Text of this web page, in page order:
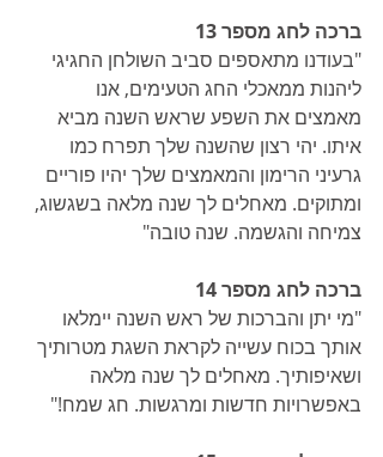
ברכה לחג מספר 13
"בעודנו מתאספים סביב השולחן החגיגי
ליהנות ממאכלי החג הטעימים, אנו
מאמצים את השפע שראש השנה מביא
איתו. יהי רצון שהשנה שלך תפרח כמו
גרעיני הרימון והמאמצים שלך יהיו פוריים
ומתוקים. מאחלים לך שנה מלאה בשגשוג,
צמיחה והגשמה. שנה טובה"
ברכה לחג מספר 14
"מי יתן והברכות של ראש השנה יימלאו
אותך בכוח עשייה לקראת השגת מטרותיך
ושאיפותיך. מאחלים לך שנה מלאה
באפשרויות חדשות ומרגשות. חג שמח!"